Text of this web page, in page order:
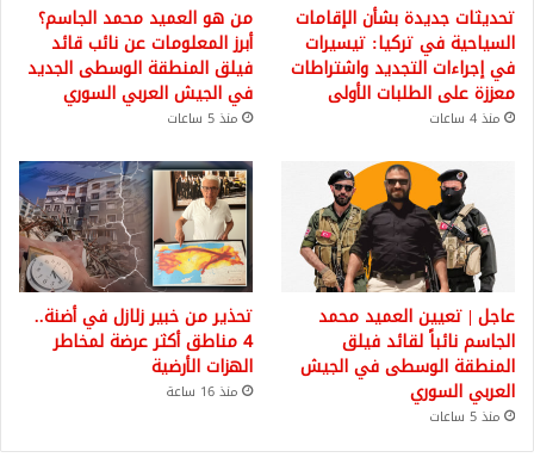
تحديثات جديدة بشأن الإقامات
السياحية في تركيا: تيسيرات
في إجراءات التجديد واشتراطات
معززة على الطلبات الأولى
منذ 4 ساعات
من هو العميد محمد الجاسم؟
أبرز المعلومات عن نائب قائد
فيلق المنطقة الوسطى الجديد
في الجيش العربي السوري
منذ 5 ساعات
عاجل | تعيين العميد محمد
الجاسم نائباً لقائد فيلق
المنطقة الوسطى في الجيش
العربي السوري
منذ 5 ساعات
تحذير من خبير زلازل في أضنة..
4 مناطق أكثر عرضة لمخاطر
الهزات الأرضية
منذ 16 ساعة